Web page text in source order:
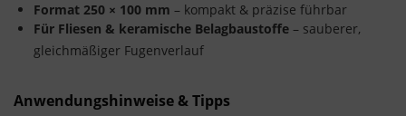
Format 250 × 100 mm – kompakt & präzise führbar
Für Fliesen & keramische Belagbaustoffe – sauberer,
gleichmäßiger Fugenverlauf
Anwendungshinweise & Tipps